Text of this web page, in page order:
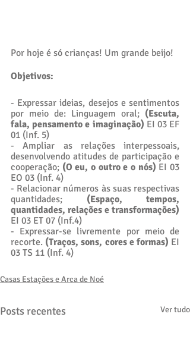
Por hoje é só crianças! Um grande beijo!
Objetivos:
- Expressar ideias, desejos e sentimentos
por meio de: Linguagem oral; (Escuta,
fala, pensamento e imaginação) EI 03 EF
01 (Inf. 5)
- Ampliar as relações interpessoais,
desenvolvendo atitudes de participação e
cooperação; (O eu, o outro e o nós) EI 03
EO 03 (Inf. 4)
- Relacionar números às suas respectivas
quantidades; (Espaço, tempos,
quantidades, relações e transformações)
EI 03 ET 07 (Inf.4)
- Expressar-se livremente por meio de
recorte. (Traços, sons, cores e formas) EI
03 TS 11 (Inf. 4)
Casas Estações e Arca de Noé
Posts recentes Ver tudo